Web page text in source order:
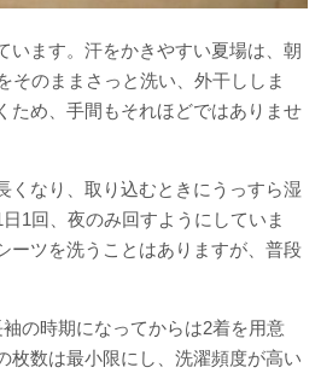
います。汗をかきやすい夏場は、朝
そのままさっと洗い、外干ししま
ため、手間もそれほどではありませ
くなり、取り込むときにうっすら湿
1回、夜のみ回すようにしていま
ーツを洗うことはありますが、普段
の時期になってからは2着を用意
枚数は最小限にし、洗濯頻度が高い